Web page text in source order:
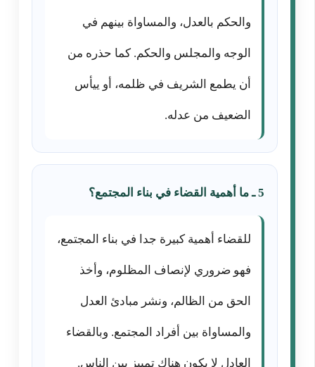
والحكم بالعدل، والمساواة بينهم في
الوجه والمجلس والحكم. كما حذره من
أن يطمع الشريف في ظلمه، أو ييأس
الضعيف من عدله.
5 ـ ما أهمية القضاء في بناء المجتمع؟
للقضاء أهمية كبيرة جدا في بناء المجتمع،
فهو ضروري لإنصاف المظلوم، وأخذ
الحق من الظالم، ونشر مبادئ العدل
والمساواة بين أفراد المجتمع. وبالقضاء
العادل لا يكون هناك تمييز بين الناس.